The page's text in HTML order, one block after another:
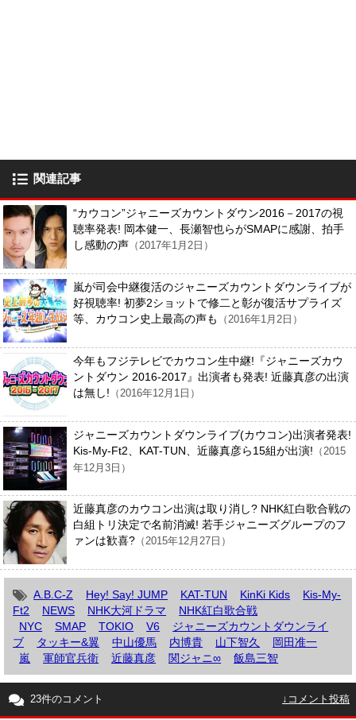
関連記事
“カウコン”ジャニーズカウントダウン2016－2017の視
聴率発表! 岡本健一、長瀬智也らがSMAPに感謝、拍手
し感動の声 （2017年1月2日）
嵐が司会中継復活のジャニーズカウントダウンライブが
好視聴率! 初夢2ショットで修二と彰が復活サプライズ
等、カウコン史上最高の声も
（2016年1月2日）
今年もフジテレビでカウコン生中継!『ジャニーズカウ
ントダウン 2016-2017』出演者も発表! 近藤真彦の出演
は無し! （2016年12月1日）
ジャニーズカウントダウンライブ(カウコン)出演者発表!
Kis-My-Ft2、KAT-TUN、近藤真彦ら15組が出演! （2015
年12月3日）
近藤真彦のカウコン出演は取り消し? NHK紅白歌合戦の
白組トリ決定で名前消滅! 若手ジャニーズグループのフ
ァンは歓喜? （2015年12月27日）
A.B.C-Z Hey! Say! JUMP KAT-TUN KinKi Kids
Kis-My-
Ft2
NEWS NHK大河ドラマ
NHK紅白歌合戦
NYC
SMAP TOKIO V6
ジャニーズカウントダウンライ
ブ
タッキー&翼 中山優馬 内博貴 山下智久
岡田准一
嵐
軍師官兵衛 近藤真彦 関ジャニ∞ 飯島三智
23件のコメント ↓コメント投稿